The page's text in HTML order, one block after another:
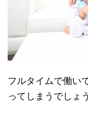
フルタイムで働い
ってしまうでしょ